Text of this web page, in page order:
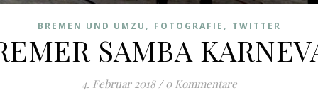
BREMEN UND UMZU , FOTOGRAFIE , TWITTER
SAMBA
4. Februar 2018 / 0 Kommentare